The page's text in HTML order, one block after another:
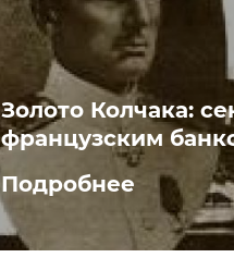
Золото Колчака:
французским
Подробнее